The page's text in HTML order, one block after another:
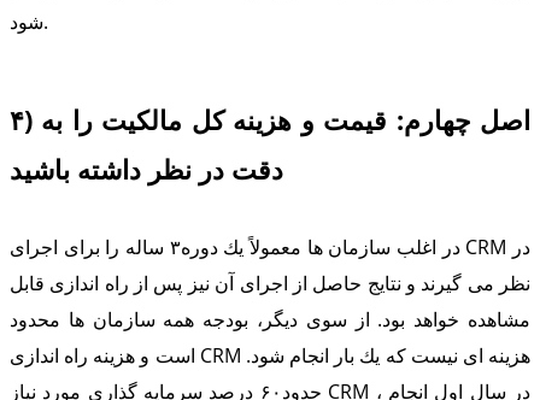
شود.
۴) اصل چهارم: قیمت و هزینه كل مالكیت را به
دقت در نظر داشته باشید
در اغلب سازمان ها معمولاً یك دوره۳ ساله را برای اجرای CRM در
نظر می گیرند و نتایج حاصل از اجرای آن نیز پس از راه اندازی قابل
مشاهده خواهد بود. از سوی دیگر، بودجه همه سازمان ها محدود
است و هزینه راه اندازی CRM هزینه ای نیست كه یك بار انجام شود.
حدود۶۰ درصد سرمایه گذاری مورد نیاز CRM ، در سال اول انجام